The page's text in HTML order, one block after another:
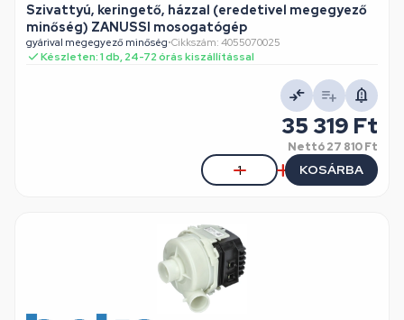
Szivattyú, keringető, házzal (eredetivel megegyező
minőség) ZANUSSI mosogatógép
gyárival megegyező minőség•Cikkszám: 4055070025
Készleten: 1 db, 24-72 órás kiszállítással
35 319 Ft
Nettó27 810 Ft
KOSÁRBA